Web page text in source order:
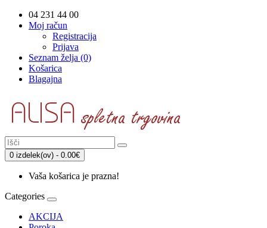
04 231 44 00
Moj račun
Registracija
Prijava
Seznam želja (0)
Košarica
Blagajna
0 izdelek(ov) - 0.00€
Vaša košarica je prazna!
Categories
AKCIJA